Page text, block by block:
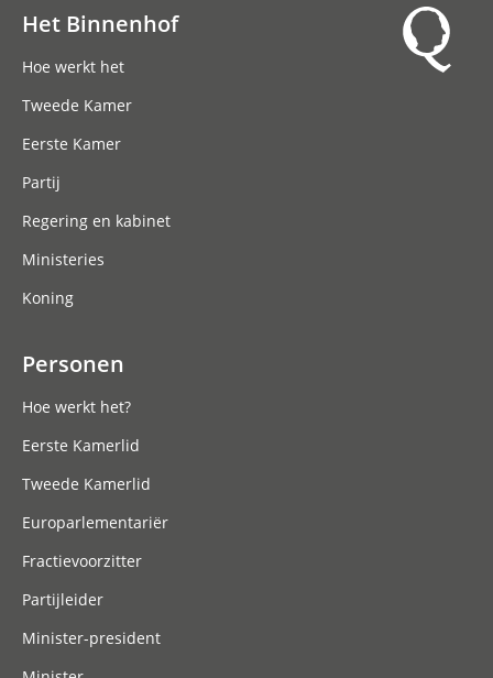
Het Binnenhof
Hoe werkt het
Tweede Kamer
Eerste Kamer
Partij
Regering en kabinet
Ministeries
Koning
Personen
Hoe werkt het?
Eerste Kamerlid
Tweede Kamerlid
Europarlementariër
Fractievoorzitter
Partijleider
Minister-president